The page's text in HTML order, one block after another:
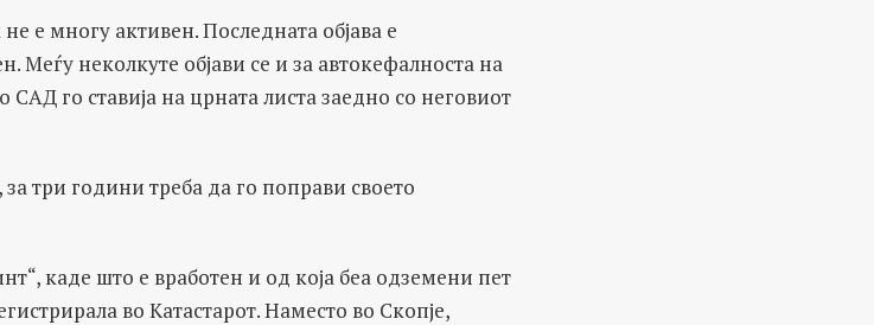
е многу активен. Последната објава е
Меѓу неколкуте објави се и за автокефалноста на
го ставија на црната листа заедно со неговиот
три години треба да го поправи своето
каде што е вработен и од која беа одземени пет
во Катастарот. Наместо во Скопје,